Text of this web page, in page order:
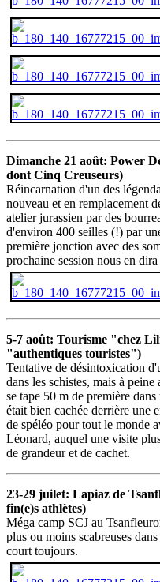
Dimanche 21 août: Power
dont Cinq Creuseurs)
Réincarnation d'un des
nouveau et en remplacement
atelier jurassien par des
d'environ 400 seilles (!) par
première jonction avec des
prochaine session nous en
5-7 août: Tourisme "chez
"authentiques touristes")
Tentative de désintoxication
dans les schistes, mais à
se tape 50 m de première
était bien cachée derrière une
de spéléo pour tout le monde
Léonard, auquel une visite
de grandeur et de cachet.
23-29 juilet: Lapiaz de
fin(e)s athlètes)
Méga camp SCJ au
plus ou moins scabreuses
court toujours.